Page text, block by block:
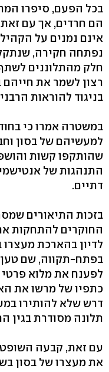
בכל הפעם, סיפרו
הם חרדים, אך עם זאת
אינם נמנים על
נפתחה חקירה,
חלק מהתלוננים
רצון לשמר את
בניגוד להוראות
במשטרה אמרו כי
למעשיהם של בסון
שהותקפו קשות
התנהגות של
דתיים.
בזכות התיאורים
החוקרים להתחקות
לדיון בהארכת
בפתח-תקווה, שם
לפענח את מלוא
כתפיו של מרשו את
דרש שלא להותירו
תלונה מסודרת בגין
עם זאת, קבעה
את מעצרו של בסון